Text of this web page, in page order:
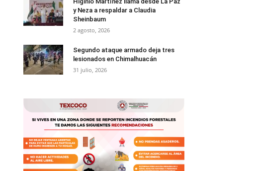
y Neza a respaldar a Claudia
Sheinbaum
2 agosto, 2026
Segundo ataque armado deja tres
lesionados en Chimalhuacán
31 julio, 2026